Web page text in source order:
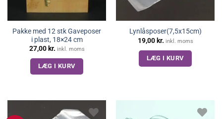
Pakke med 12 stk Gaveposer
i plast, 18×24 cm
27,00 kr. inkl. moms
LÆG I KURV
Lynlåsposer(7,5x15cm)
19,00kr. inkl. moms
LÆG I KURV